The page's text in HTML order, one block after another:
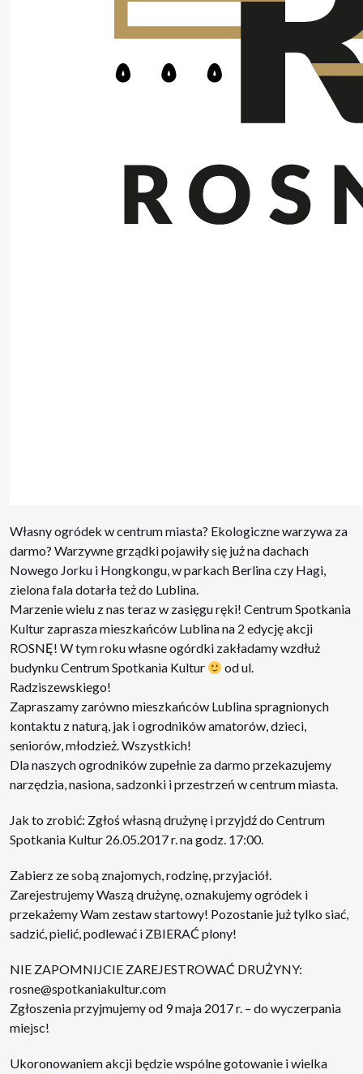
Własny ogródek w centrum miasta? Ekologiczne warzywa za
darmo? Warzywne grządki pojawiły się już na dachach
Nowego Jorku i Hongkongu, w parkach Berlina czy Hagi,
zielona fala dotarła też do Lublina.
Marzenie wielu z nas teraz w zasięgu ręki! Centrum Spotkania
Kultur zaprasza mieszkańców Lublina na 2 edycję akcji
ROSNĘ! W tym roku własne ogórdki zakładamy wzdłuż
budynku CentrumSpotkania Kultur
od ul.
Radziszewskiego!
Zapraszamy zarówno mieszkańców Lublina spragnionych
kontaktu z naturą, jak i ogrodników amatorów, dzieci,
seniorów, młodzież. Wszystkich!
Dla naszych ogrodników zupełnie za darmo przekazujemy
narzędzia, nasiona, sadzonki i przestrzeń w centrum miasta.
Jak to zrobić: Zgłoś własną drużynę i przyjdź do Centrum
Spotkania Kultur 26.05.2017 r. na godz. 17:00.
Zabierz ze sobą znajomych, rodzinę, przyjaciół.
Zarejestrujemy Waszą drużynę, oznakujemy ogródek i
przekażemy Wam zestaw startowy! Pozostanie już tylko siać,
sadzić, pielić, podlewać i ZBIERAĆ plony!
NIE ZAPOMNIJCIE ZAREJESTROWAĆ DRUŻYNY:
rosne@spotkaniakultur.com
Zgłoszenia przyjmujemy od 9 maja 2017 r. – do wyczerpania
miejsc!
Ukoronowaniem akcji będzie wspólne gotowanie i wielka